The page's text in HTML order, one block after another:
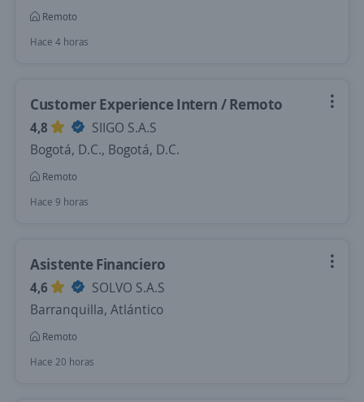
Remoto
Hace 4 horas
Customer Experience Intern / Remoto
4,8
SIIGO S.A.S
Bogotá, D.C., Bogotá, D.C.
Remoto
Hace 9 horas
Asistente Financiero
4,6
SOLVO S.A.S
Barranquilla, Atlántico
Remoto
Hace 20 horas